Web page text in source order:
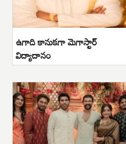
ఉగాది కానుకగా మెగాస్టార్
విద్యాదానం